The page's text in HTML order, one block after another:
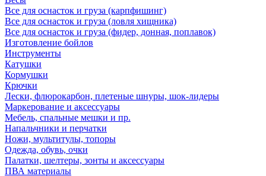
Все для оснасток и груза (карпфишинг)
Все для оснасток и груза (ловля хищника)
Все для оснасток и груза (фидер, донная, поплавок)
Изготовление бойлов
Инструменты
Катушки
Кормушки
Крючки
Лески, флюрокарбон, плетеные шнуры, шок-лидеры
Маркерование и аксессуары
Мебель, спальные мешки и пр.
Напальчники и перчатки
Ножи, мультитулы, топоры
Одежда, обувь, очки
Палатки, шелтеры, зонты и аксессуары
ПВА материалы